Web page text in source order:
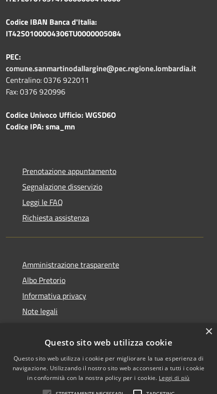
Codice IBAN Banca d'Italia:
IT42S0100004306TU0000005084
PEC:
comune.sanmartinodallargine@pec.regione.lombardia.it
Centralino: 0376 922011
Fax: 0376 920996
Codice Univoco Ufficio: WGSD6O
Codice IPA: sma_mn
Prenotazione appuntamento
Segnalazione disservizio
Leggi le FAQ
Richiesta assistenza
Amministrazione trasparente
Albo Pretorio
Informativa privacy
Note legali
Accessibilità
Copyright © 2026 • Comune di
×
Questo sito web utilizza cookie
Questo sito web utilizza i cookie per migliorare la tua esperienza di
navigazione. Utilizzando il nostro sito web acconsenti a tutti i cookie
in conformità con la nostra policy per i cookie. Leggi di più